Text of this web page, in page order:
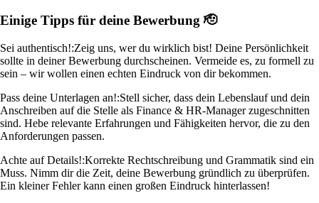
Einige Tipps für deine Bewerbung 🫡
Sei authentisch!:Zeig uns, wer du wirklich bist! Deine Persönlichkeit
sollte in deiner Bewerbung durchscheinen. Vermeide es, zu formell zu
sein – wir wollen einen echten Eindruck von dir bekommen.
Pass deine Unterlagen an!:Stell sicher, dass dein Lebenslauf und dein
Anschreiben auf die Stelle als Finance & HR-Manager zugeschnitten
sind. Hebe relevante Erfahrungen und Fähigkeiten hervor, die zu den
Anforderungen passen.
Achte auf Details!:Korrekte Rechtschreibung und Grammatik sind ein
Muss. Nimm dir die Zeit, deine Bewerbung gründlich zu überprüfen.
Ein kleiner Fehler kann einen großen Eindruck hinterlassen!